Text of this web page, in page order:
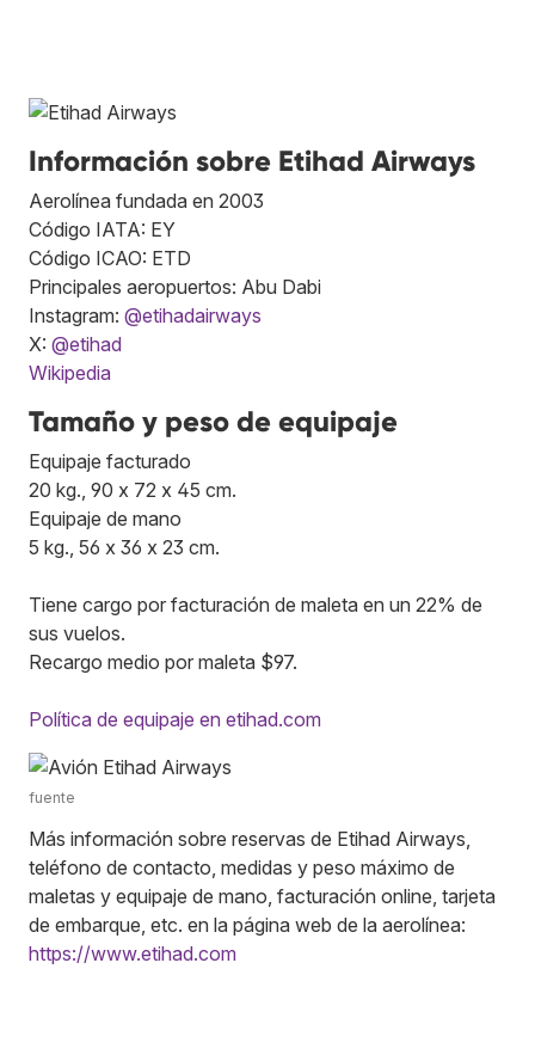
Información sobre Etihad Airways
Aerolínea fundada en 2003
Código IATA: EY
Código ICAO: ETD
Principales aeropuertos: Abu Dabi
Instagram: @etihadairways
X: @etihad
Wikipedia
Tamaño y peso de equipaje
Equipaje facturado
20 kg., 90 x 72 x 45 cm.
Equipaje de mano
5 kg., 56 x 36 x 23 cm.
Tiene cargo por facturación de maleta en un 22% de
sus vuelos.
Recargo medio por maleta $97.
Política de equipaje en etihad.com
fuente
Más información sobre reservas de Etihad Airways,
teléfono de contacto, medidas y peso máximo de
maletas y equipaje de mano, facturación online, tarjeta
de embarque, etc. en la página web de la aerolínea:
https://www.etihad.com